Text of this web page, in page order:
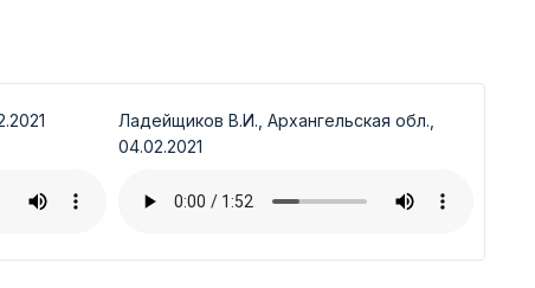
Ладейщиков В.И., Архангельская обл.,
04.02.2021